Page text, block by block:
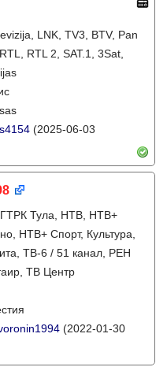
LNK, TV3, BTV, Pan
RTL 2, SAT.1, 3Sat,
(2025-06-03
Тула, НТВ, НТВ+
НТВ+ Спорт, Культура,
ТВ-6 / 51 канал, РЕН
ТВ Центр
(2022-01-30